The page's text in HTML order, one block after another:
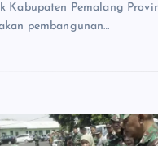
Kabupaten Pemalang
pembangunan…